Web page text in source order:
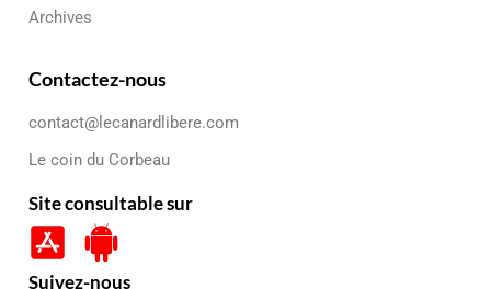
Archives
Contactez-nous
contact@lecanardlibere.com
Le coin du Corbeau
Site consultable sur
Suivez-nous